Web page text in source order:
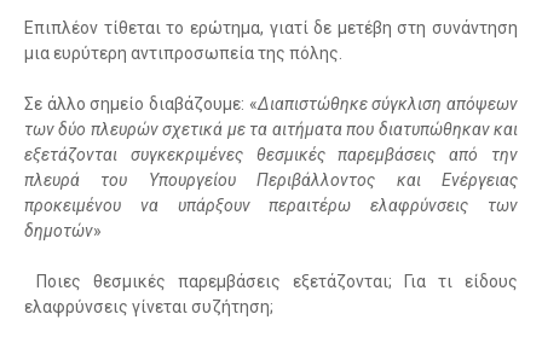
Επιπλέον τίθεται το ερώτημα, γιατί δε μετέβη στη συνάντηση
μια ευρύτερη αντιπροσωπεία της πόλης.
Σε άλλο σημείο διαβάζουμε: «Διαπιστώθηκε σύγκλιση απόψεων
των δύο πλευρών σχετικά με τα αιτήματα που διατυπώθηκαν και
εξετάζονται συγκεκριμένες θεσμικές παρεμβάσεις από την
πλευρά του Υπουργείου Περιβάλλοντος και Ενέργειας
προκειμένου να υπάρξουν περαιτέρω ελαφρύνσεις των
δημοτών»
Ποιες θεσμικές παρεμβάσεις εξετάζονται; Για τι είδους
ελαφρύνσεις γίνεται συζήτηση;